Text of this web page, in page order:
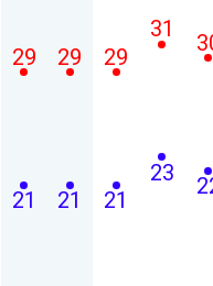
21
29
21
29
21
29
23
31